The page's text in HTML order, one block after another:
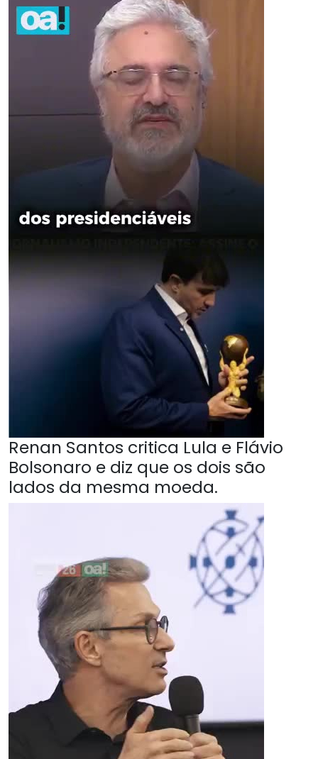
Renan Santos critica Lula e Flávio
Bolsonaro e diz que os dois são
lados da mesma moeda.